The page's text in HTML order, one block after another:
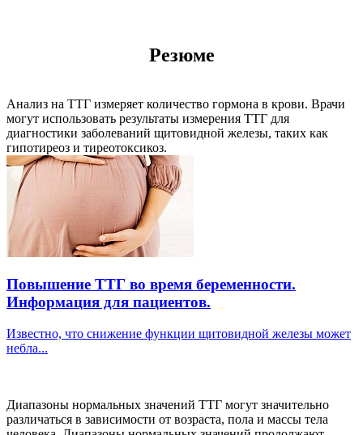
Резюме
Анализ на ТТГ измеряет количество гормона в крови. Врачи
могут использовать результаты измерения ТТГ для
диагностики заболеваний щитовидной железы, таких как
гипотиреоз и тиреотоксикоз.
Повышение ТТГ во время беременности.
Информация для пациентов.
Известно, что снижение функции щитовидной железы может
небла...
Диапазоны нормальных значений ТТГ могут значительно
различаться в зависимости от возраста, пола и массы тела